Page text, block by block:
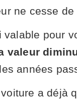
ne cesse de
valable pour
valeur
années
a déjà